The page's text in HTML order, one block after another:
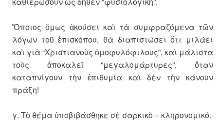
Ὅποιος ὅμως ἀκούσει καὶ τὰ συμφραζόμενα τῶν
λόγων τοῦ ἐπισκόπου, θὰ διαπιστώσει ὅτι μιλάει
καὶ γιὰ “Χριστιανοὺς ὁμοφυλόφιλους”, καὶ μάλιστα
τοὺς ἀποκαλεῖ “μεγαλομάρτυρες”, ὅταν
καταπνίγουν τὴν ἐπιθυμία καὶ δὲν τὴν κάνουν
πράξη!
γ. Τὸ θέμα ὑποβιβάσθηκε σὲ σαρκικὸ – κληρονομικό.